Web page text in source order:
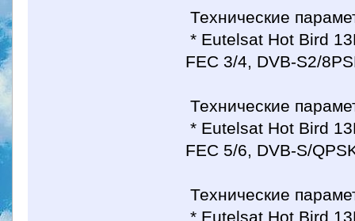
Технические
* Eutelsat Hot Bird
FEC 3/4, DVB-S2/
Технические
* Eutelsat Hot Bird
FEC 5/6, DVB-S/
Технические
* Eutelsat Hot Bird